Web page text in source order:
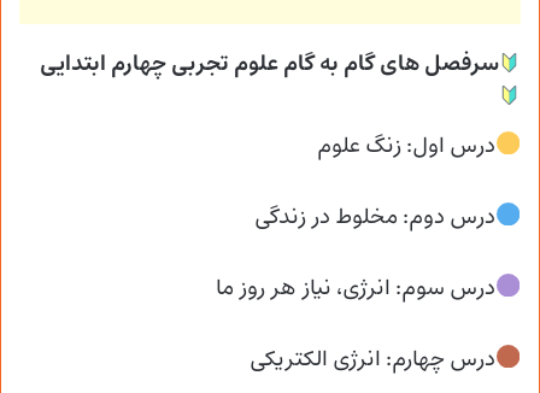
سرفصل های گام به گام علوم تجربی چهارم ابتدایی
درس اول: زنگ علوم
درس دوم: مخلوط در زندگی
درس سوم: انرژی، نیاز هر روز ما
درس چهارم: انرژی الکتریکی